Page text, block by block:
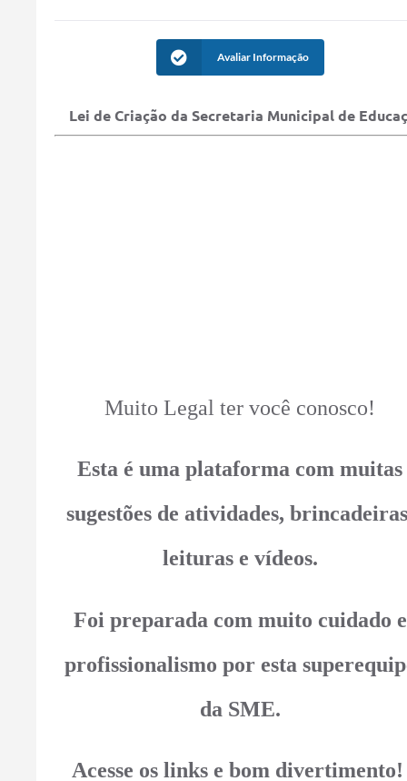
Avaliar Informação
Lei de Criação da Secretaria Municipal de
Muito Legal ter você conosco!
Esta é uma plataforma com muitas
sugestões de atividades,
leituras e vídeos.
Foi preparada com muito cuidado e
profissionalismo por esta
da SME.
Acesse os links e bom